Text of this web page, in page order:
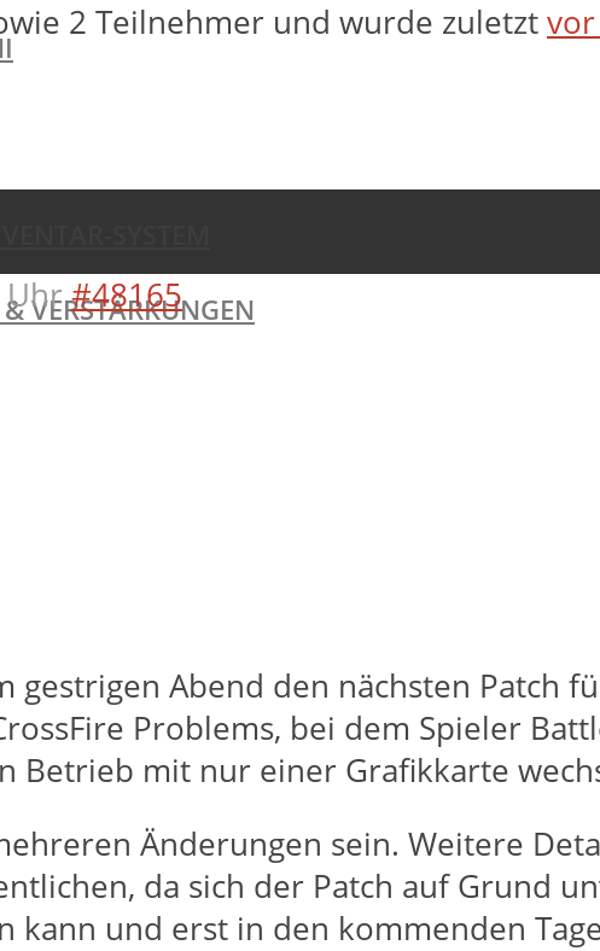
VERSTÄRKUNGEN
2 Teilnehmer und wurde zuletzt
Uhr #48165
gestrigen Abend den nächsten Patch
Problems, bei dem Spieler
Betrieb mit nur einer Grafikkarte
Änderungen sein. Weitere
da sich der Patch auf Grund
kann und erst in den kommenden